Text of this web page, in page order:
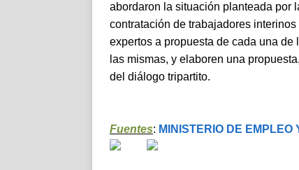
abordaron la situación planteada por
contratación de trabajadores
expertos a propuesta de cada una
las mismas, y elaboren una
del diálogo tripartito.
Fuentes: MINISTERIO DE